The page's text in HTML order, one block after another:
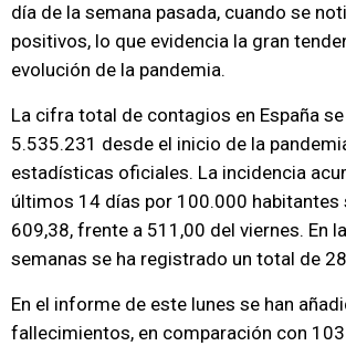
día de la semana pasada, cuando se
positivos, lo que evidencia la gran
evolución de la pandemia.
La cifra total de contagios en España se
5.535.231 desde el inicio de la
estadísticas oficiales. La incidencia
últimos 14 días por 100.000 habitantes
609,38, frente a 511,00 del viernes. En
semanas se ha registrado un total de
En el informe de este lunes se han
fallecimientos, en comparación con